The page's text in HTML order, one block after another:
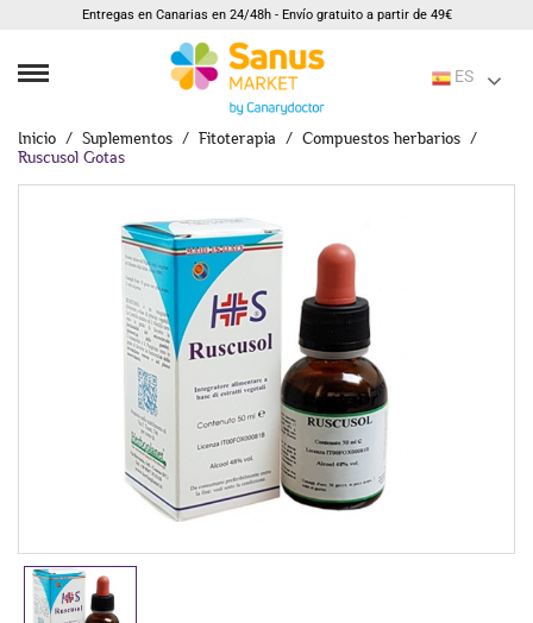
Entregas en Canarias en 24/48h - Envío gratuito a partir de 49€
ES
Inicio Suplementos Fitoterapia
Compuestos herbarios
Ruscusol Gotas